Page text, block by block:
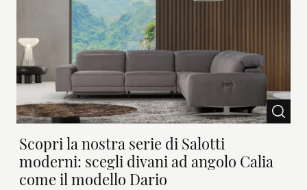
Scopri la nostra serie di Salotti
moderni: scegli divani ad angolo Calia
come il modello Dario